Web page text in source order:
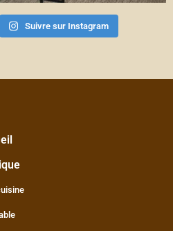
Suivre sur Instagram